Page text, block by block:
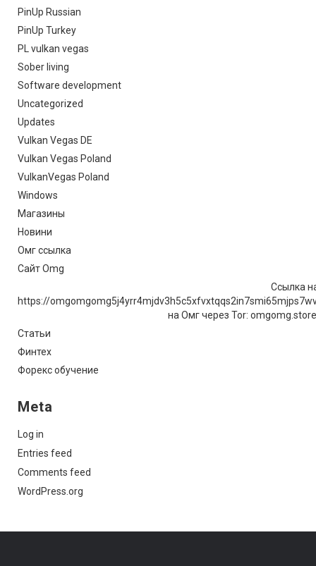
PinUp Russian
PinUp Turkey
PL vulkan vegas
Sober living
Software development
Uncategorized
Updates
Vulkan Vegas DE
Vulkan Vegas Poland
VulkanVegas Poland
Windows
Магазины
Новини
Омг ссылка
Сайт Omg
Ссылка
https://
на Омг через Tor:
Статьи
Финтех
Форекс обучение
Meta
Log in
Entries feed
Comments feed
WordPress.org